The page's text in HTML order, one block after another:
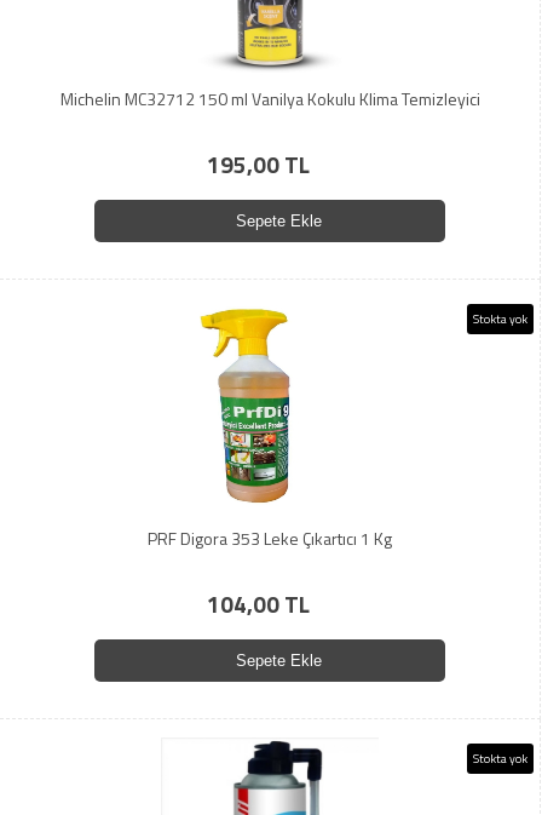
Michelin MC32712 150 ml Vanilya Kokulu Klima Temizleyici
195,00 TL
Sepete Ekle
Stokta yok
PRF Digora 353 Leke Çıkartıcı 1 Kg
104,00 TL
Sepete Ekle
Stokta yok